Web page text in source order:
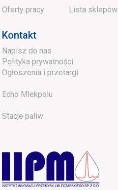
Oferty pracy Lista sklepów
Kontakt
Napisz do nas
Polityka prywatności
Ogłoszenia i przetargi
Echo Mlekpolu
Stacje paliw